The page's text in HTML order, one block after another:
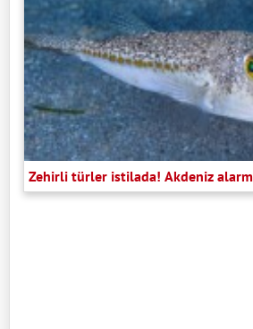
Zehirli türler istilada! Akdeniz